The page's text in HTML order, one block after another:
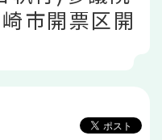
市開票区開